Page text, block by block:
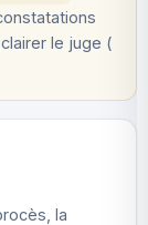
le juge (
la